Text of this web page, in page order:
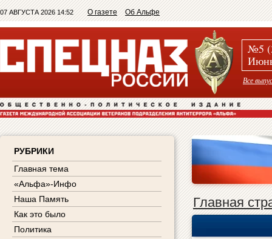
07 АВГУСТА 2026 14:52 О газете Об Альфе
№5
Все
РУБРИКИ
Главная тема
«Альфа»-Инфо
Наша Память
Как это было
Политика
Главная